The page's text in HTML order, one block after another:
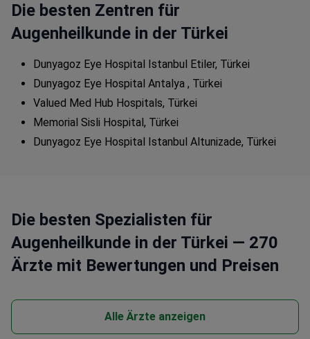
Die besten Zentren für
Augenheilkunde in der Türkei
Dunyagoz Eye Hospital Istanbul Etiler, Türkei
Dunyagoz Eye Hospital Antalya , Türkei
Valued Med Hub Hospitals, Türkei
Memorial Sisli Hospital, Türkei
Dunyagoz Eye Hospital Istanbul Altunizade, Türkei
Die besten Spezialisten für
Augenheilkunde in der Türkei — 270
Ärzte mit Bewertungen und Preisen
Alle Ärzte anzeigen